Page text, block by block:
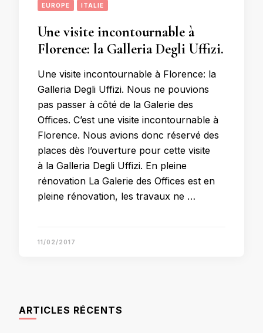
EUROPE ITALIE
Une visite incontournable à
Florence: la Galleria Degli Uffizi.
Une visite incontournable à Florence: la
Galleria Degli Uffizi. Nous ne pouvions
pas passer à côté de la Galerie des
Offices. C’est une visite incontournable à
Florence. Nous avions donc réservé des
places dès l’ouverture pour cette visite
à la Galleria Degli Uffizi. En pleine
rénovation La Galerie des Offices est en
pleine rénovation, les travaux ne …
11/02/2017
ARTICLES RÉCENTS